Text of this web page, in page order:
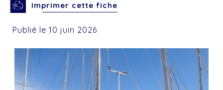
Imprimer cette fiche
Publié le 10 juin 2026